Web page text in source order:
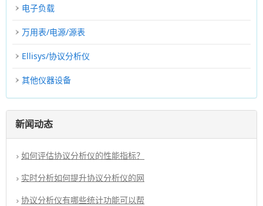
电子负载
万用表/电源/源表
Ellisys/协议分析仪
其他仪器设备
新闻动态
如何评估协议分析仪的性能指标？
实时分析如何提升协议分析仪的网
协议分析仪有哪些统计功能可以帮